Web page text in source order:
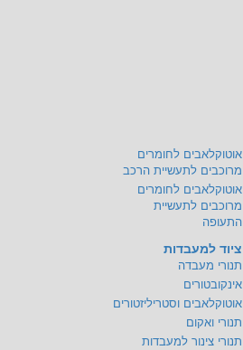
אוטוקלאבים לחומרים
מרוכבים לתעשיית הרכב
אוטוקלאבים לחומרים
מרוכבים לתעשיית
התעופה
ציוד למעבדות
תנורי מעבדה
אינקובטורים
אוטוקלאבים וסטריליזטורים
תנורי ואקום
תנורי צינור למעבדות